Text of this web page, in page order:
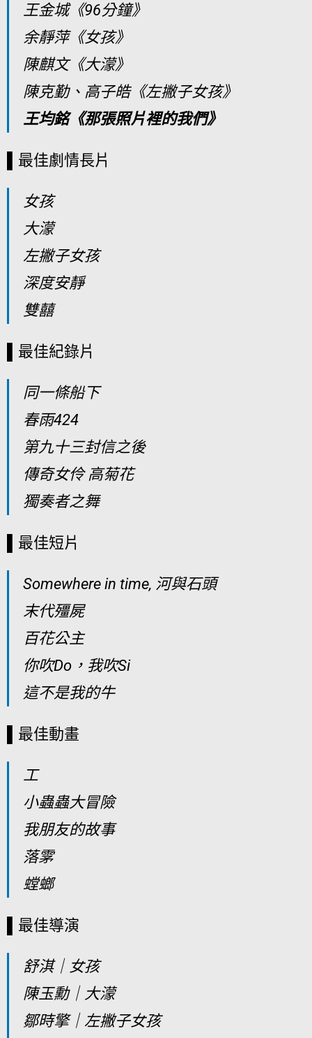
王金城《96分鐘》
余靜萍《女孩》
陳麒文《大濛》
陳克勤、高子皓《左撇子女孩》
王均銘《那張照片裡的我們》
▌最佳劇情長片
女孩
大濛
左撇子女孩
深度安靜
雙囍
▌最佳紀錄片
同一條船下
春雨424
第九十三封信之後
傳奇女伶 高菊花
獨奏者之舞
▌最佳短片
Somewhere in time, 河與石頭
末代殭屍
百花公主
你吹Do，我吹Si
這不是我的牛
▌最佳動畫
工
小蟲蟲大冒險
我朋友的故事
落雺
螳螂
▌最佳導演
舒淇｜女孩
陳玉勳｜大濛
鄒時擎｜左撇子女孩